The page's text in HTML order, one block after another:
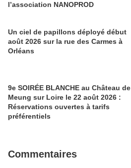
l’association NANOPROD
Un ciel de papillons déployé début
août 2026 sur la rue des Carmes à
Orléans
9e SOIRÉE BLANCHE au Château de
Meung sur Loire le 22 août 2026 :
Réservations ouvertes à tarifs
préférentiels
Commentaires